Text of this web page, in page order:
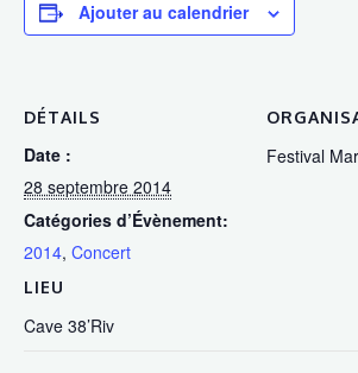
Ajouter au calendrier
DÉTAILS
Date :
28 septembre 2014
Catégories d’Évènement:
2014, Concert
LIEU
Cave 38’Riv
Festival